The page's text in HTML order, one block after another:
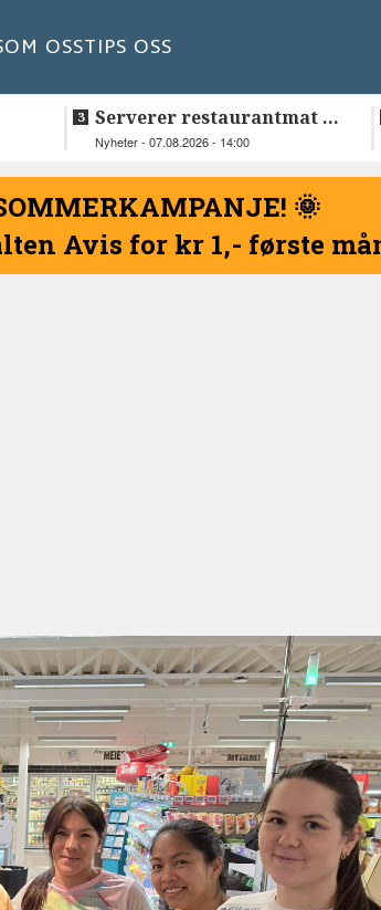
OM OSSTIPS OSS
Serverer restaurantmat til
beboerne
Nyheter - 07.08.2026 - 14:00
🌞
Avis for kr 1,- første